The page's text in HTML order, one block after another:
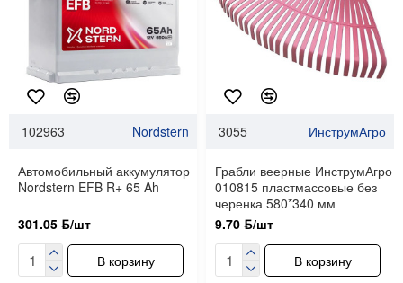
102963 Nordstern
Автомобильный аккумулятор
Nordstern EFB R+ 65 Ah
301.05 ƃ/шт
В корзину
3055 ИнструмАгро
Грабли веерные ИнструмАгро
010815 пластмассовые без
черенка 580*340 мм
9.70 ƃ/шт
В корзину